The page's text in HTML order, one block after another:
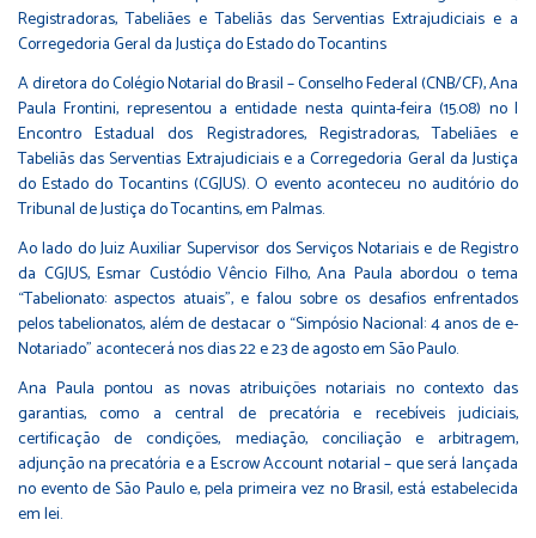
Registradoras, Tabeliães e Tabeliãs das Serventias Extrajudiciais e a
Corregedoria Geral da Justiça do Estado do Tocantins
A diretora do Colégio Notarial do Brasil – Conselho Federal (CNB/CF), Ana
Paula Frontini, representou a entidade nesta quinta-feira (15.08) no I
Encontro Estadual dos Registradores, Registradoras, Tabeliães e
Tabeliãs das Serventias Extrajudiciais e a Corregedoria Geral da Justiça
do Estado do Tocantins (CGJUS). O evento aconteceu no auditório do
Tribunal de Justiça do Tocantins, em Palmas.
Ao lado do Juiz Auxiliar Supervisor dos Serviços Notariais e de Registro
da CGJUS, Esmar Custódio Vêncio Filho, Ana Paula abordou o tema
“Tabelionato: aspectos atuais”, e falou sobre os desafios enfrentados
pelos tabelionatos, além de destacar o “Simpósio Nacional: 4 anos de e-
Notariado” acontecerá nos dias 22 e 23 de agosto em São Paulo.
Ana Paula pontou as novas atribuições notariais no contexto das
garantias, como a central de precatória e recebíveis judiciais,
certificação de condições, mediação, conciliação e arbitragem,
adjunção na precatória e a Escrow Account notarial – que será lançada
no evento de São Paulo e, pela primeira vez no Brasil, está estabelecida
em lei.